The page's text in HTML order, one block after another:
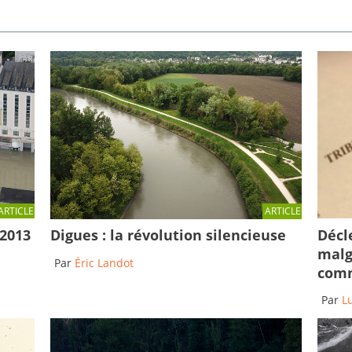
ARTICLE
Digues : la révolution silencieuse
Par Éric Landot
Par